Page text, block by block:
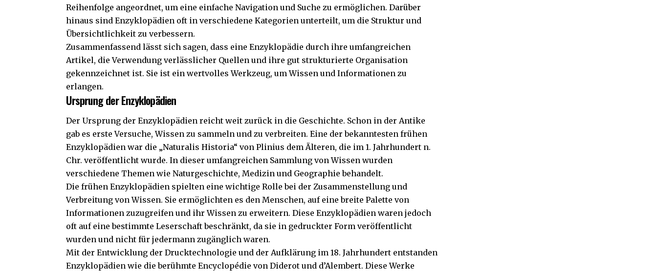
Reihenfolge angeordnet, um eine einfache Navigation und Suche zu ermöglichen. Darüber
hinaus sind Enzyklopädien oft in verschiedene Kategorien unterteilt, um die Struktur und
Übersichtlichkeit zu verbessern.
Zusammenfassend lässt sich sagen, dass eine Enzyklopädie durch ihre umfangreichen
Artikel, die Verwendung verlässlicher Quellen und ihre gut strukturierte Organisation
gekennzeichnet ist. Sie ist ein wertvolles Werkzeug, um Wissen und Informationen zu
erlangen.
Ursprung der Enzyklopädien
Der Ursprung der Enzyklopädien reicht weit zurück in die Geschichte. Schon in der Antike
gab es erste Versuche, Wissen zu sammeln und zu verbreiten. Eine der bekanntesten frühen
Enzyklopädien war die „Naturalis Historia“ von Plinius dem Älteren, die im 1. Jahrhundert n.
Chr. veröffentlicht wurde. In dieser umfangreichen Sammlung von Wissen wurden
verschiedene Themen wie Naturgeschichte, Medizin und Geographie behandelt.
Die frühen Enzyklopädien spielten eine wichtige Rolle bei der Zusammenstellung und
Verbreitung von Wissen. Sie ermöglichten es den Menschen, auf eine breite Palette von
Informationen zuzugreifen und ihr Wissen zu erweitern. Diese Enzyklopädien waren jedoch
oft auf eine bestimmte Leserschaft beschränkt, da sie in gedruckter Form veröffentlicht
wurden und nicht für jedermann zugänglich waren.
Mit der Entwicklung der Drucktechnologie und der Aufklärung im 18. Jahrhundert entstanden
Enzyklopädien wie die berühmte Encyclopédie von Diderot und d’Alembert. Diese Werke